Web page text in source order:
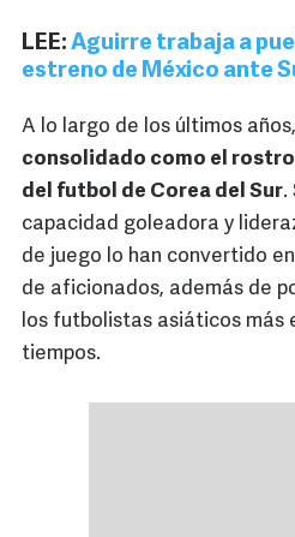
LEE: Aguirre trabaja a
estreno de México ante
A lo largo de los últimos años,
consolidado como el
del futbol de Corea del Sur.
capacidad goleadora y
de juego lo han convertido
de aficionados, además de
los futbolistas asiáticos más
tiempos.